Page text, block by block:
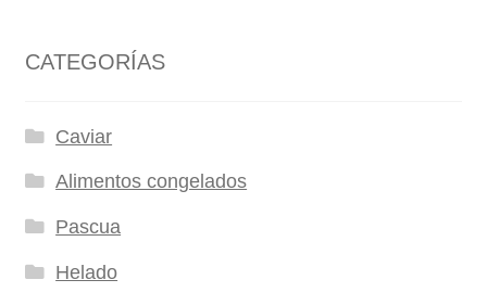
CATEGORÍAS
Caviar
Alimentos congelados
Pascua
Helado